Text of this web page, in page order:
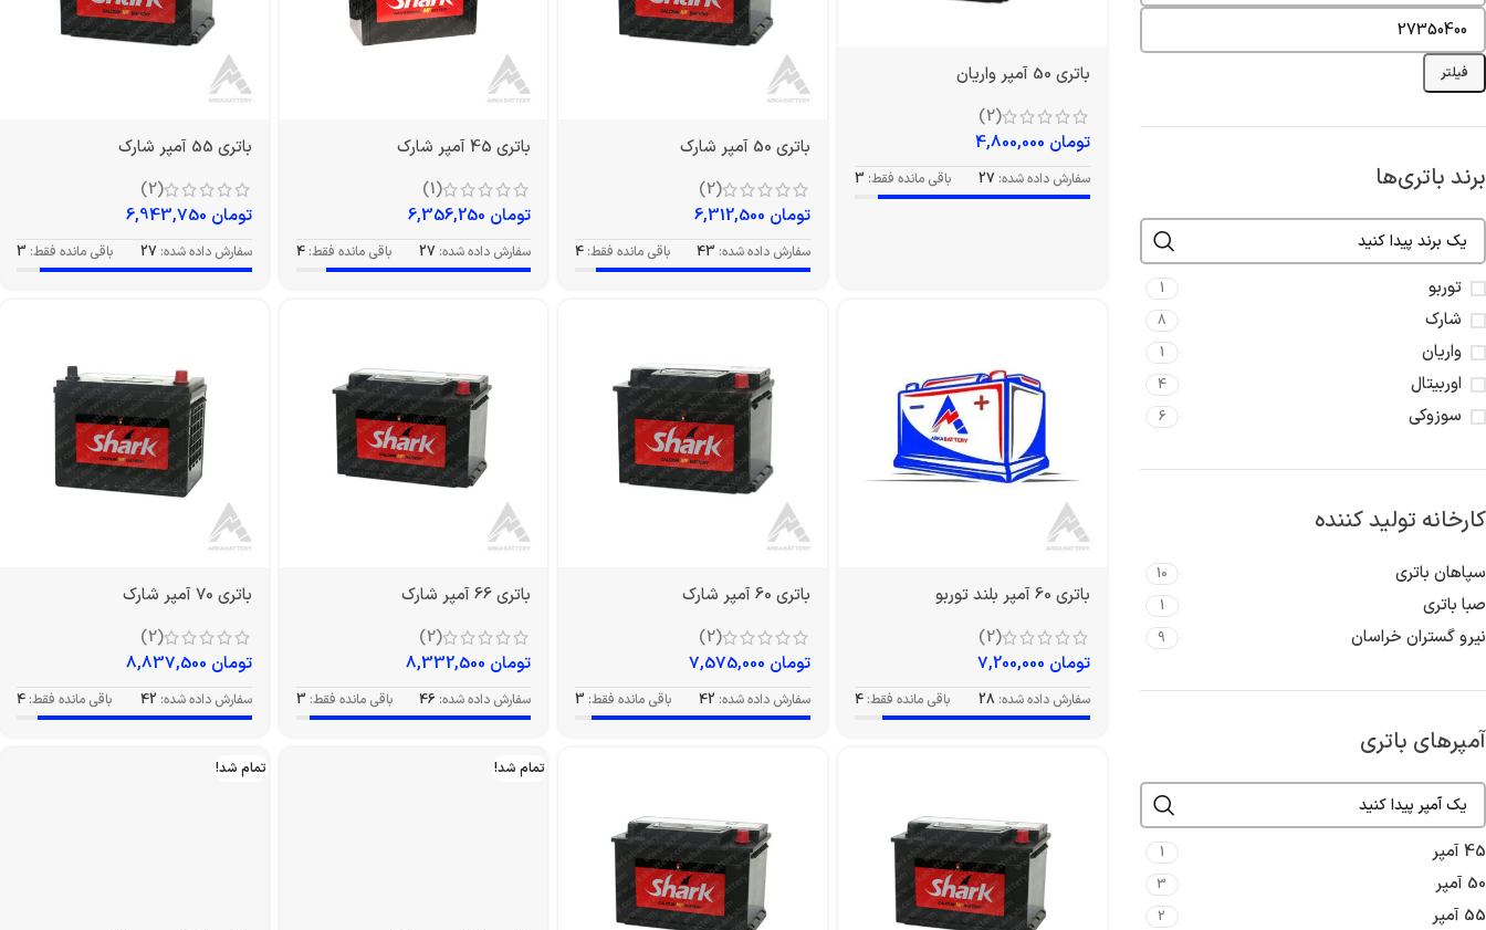
فیلتر
برند باتری‌ها
توربو 1
شارک 8
واریان 1
اوربیتال 4
سوزوکی 6
کارخانه تولید کننده
سپاهان باتری 10
صبا باتری 1
نیرو گستران خراسان 9
آمپرهای باتری
45 آمپر 1
50 آمپر 3
55 آمپر 2
باتری 50 آمپر واریان
(2)
تومان
سفارش داده شده: 27 باقی مانده فقط: 3
باتری 50 آمپر شارک
(2)
تومان
سفارش داده شده: 43 باقی مانده فقط: 4
باتری 45 آمپر شارک
(1)
تومان
سفارش داده شده: 27 باقی مانده فقط: 4
باتری 55 آمپر شارک
(2)
تومان
سفارش داده شده: 27 باقی مانده فقط: 3
باتری 60 آمپر بلند توربو
(2)
تومان
سفارش داده شده: 28 باقی مانده فقط: 4
باتری 60 آمپر شارک
(2)
تومان
سفارش داده شده: 42 باقی مانده فقط: 3
باتری 66 آمپر شارک
(2)
تومان
سفارش داده شده: 46 باقی مانده فقط: 3
باتری 70 آمپر شارک
(2)
تومان
سفارش داده شده: 42 باقی مانده فقط: 4
تمام شد! تمام شد!